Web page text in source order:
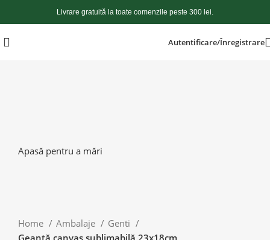
Livrare gratuită la toate comenzile peste 300 lei.
Autentificare/Înregistrare
Apasă pentru a mări
Home Ambalaje
Genti
Geantă canvas sublimabilă 23x18cm